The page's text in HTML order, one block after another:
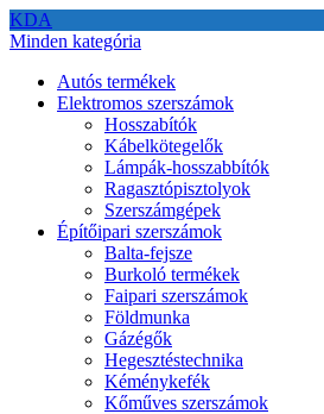
KDA
Minden kategória
Autós termékek
Elektromos szerszámok
Hosszabítók
Kábelkötegelők
Lámpák-hosszabbítók
Ragasztópisztolyok
Szerszámgépek
Építőipari szerszámok
Balta-fejsze
Burkoló termékek
Faipari szerszámok
Földmunka
Gázégők
Hegesztéstechnika
Kéménykefék
Kőműves szerszámok